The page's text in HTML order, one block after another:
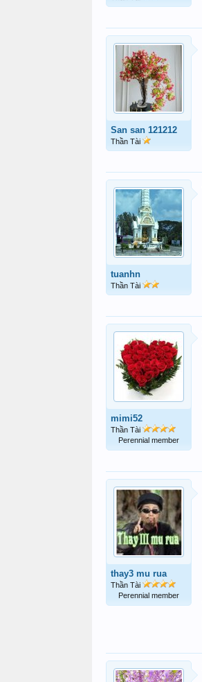
San san 121212
Thần Tài
tuanhn
Thần Tài
mimi52
Thần Tài
Perennial member
thay3 mu rua
Thần Tài
Perennial member